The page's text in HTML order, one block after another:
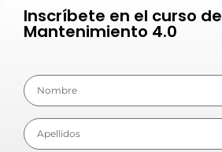
Inscríbete en el curso de
Mantenimiento 4.0